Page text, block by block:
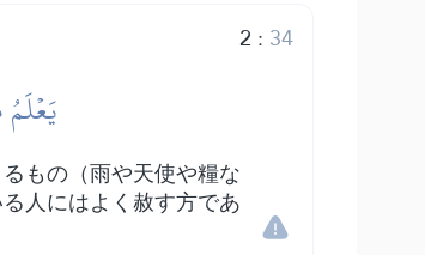
2 : 34
もの（雨や天使や糧な
人にはよく赦す方であ